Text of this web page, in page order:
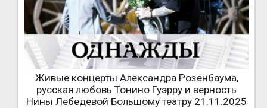
Живые концерты Александра Розенбаума,
русская любовь Тонино Гуэрру и верность
Нины Лебедевой Большому театру 21.11.2025